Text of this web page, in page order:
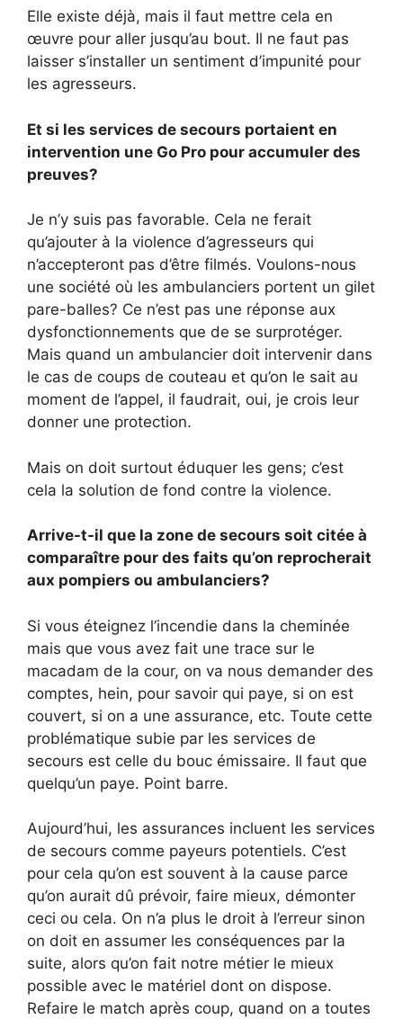
Elle existe déjà, mais il faut mettre cela en
œuvre pour aller jusqu’au bout. Il ne faut pas
laisser s’installer un sentiment d’impunité pour
les agresseurs.
Et si les services de secours portaient en
intervention une Go Pro pour accumuler des
preuves?
Je n’y suis pas favorable. Cela ne ferait
qu’ajouter à la violence d’agresseurs qui
n’accepteront pas d’être filmés. Voulons-nous
une société où les ambulanciers portent un gilet
pare-balles? Ce n’est pas une réponse aux
dysfonctionnements que de se surprotéger.
Mais quand un ambulancier doit intervenir dans
le cas de coups de couteau et qu’on le sait au
moment de l’appel, il faudrait, oui, je crois leur
donner une protection.
Mais on doit surtout éduquer les gens; c’est
cela la solution de fond contre la violence.
Arrive-t-il que la zone de secours soit citée à
comparaître pour des faits qu’on reprocherait
aux pompiers ou ambulanciers?
Si vous éteignez l’incendie dans la cheminée
mais que vous avez fait une trace sur le
macadam de la cour, on va nous demander des
comptes, hein, pour savoir qui paye, si on est
couvert, si on a une assurance, etc. Toute cette
problématique subie par les services de
secours est celle du bouc émissaire. Il faut que
quelqu’un paye. Point barre.
Aujourd’hui, les assurances incluent les services
de secours comme payeurs potentiels. C’est
pour cela qu’on est souvent à la cause parce
qu’on aurait dû prévoir, faire mieux, démonter
ceci ou cela. On n’a plus le droit à l’erreur sinon
on doit en assumer les conséquences par la
suite, alors qu’on fait notre métier le mieux
possible avec le matériel dont on dispose.
Refaire le match après coup, quand on a toutes